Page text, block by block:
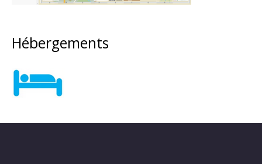
Hébergements